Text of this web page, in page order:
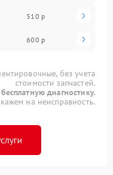
510 р
600 р
без учета
стоимости запчастей.
диагностику.
на неисправность.